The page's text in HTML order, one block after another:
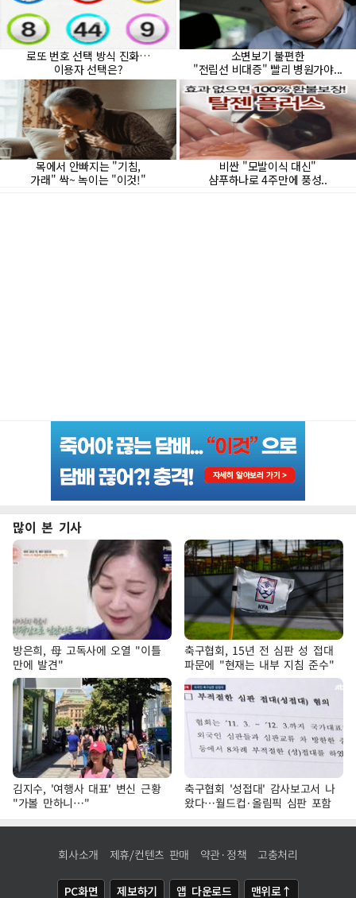
많이 본 기사
방은희, 母 고독사에 오열 "이틀
만에 발견"
축구협회, 15년 전 심판 성 접대
파문에 "현재는 내부 지침 준수"
김지수, '여행사 대표' 변신 근황
"가볼 만하니…"
축구협회 '성접대' 감사보고서 나
왔다…월드컵·올림픽 심판 포함
회사소개 제휴/컨텐츠 판매 약관·정책 고충처리
PC화면 제보하기 앱 다운로드 맨위로↑